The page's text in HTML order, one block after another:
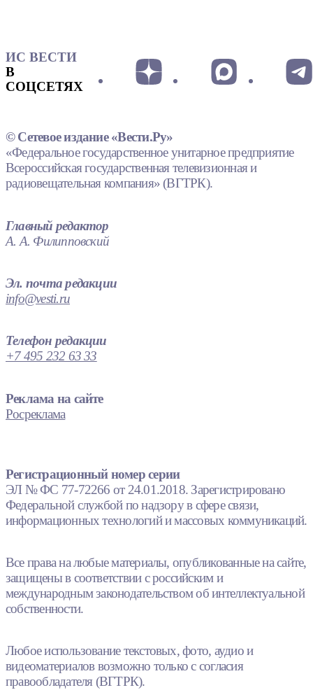
ИС ВЕСТИ
В
СОЦСЕТЯХ
© Сетевое издание «Вести.Ру»
«Федеральное государственное унитарное предприятие
Всероссийская государственная телевизионная и
радиовещательная компания» (ВГТРК).
Главный редактор
А. А. Филипповский
Эл. почта редакции
info@vesti.ru
Телефон редакции
+7 495 232 63 33
Реклама на сайте
Росреклама
Регистрационный номер серии
ЭЛ № ФС 77-72266 от 24.01.2018. Зарегистрировано
Федеральной службой по надзору в сфере связи,
информационных технологий и массовых коммуникаций.
Все права на любые материалы, опубликованные на сайте,
защищены в соответствии с российским и
международным законодательством об интеллектуальной
собственности.
Любое использование текстовых, фото, аудио и
видеоматериалов возможно только с согласия
правообладателя (ВГТРК).